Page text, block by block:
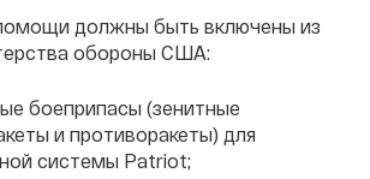
должны быть включены из
обороны США:
боеприпасы (зенитные
и противоракеты) для
системы Patriot;